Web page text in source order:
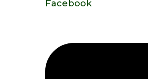
Facebook